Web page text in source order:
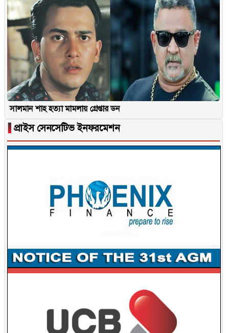
সালমান শাহ হত্যা মামলায় গ্রেপ্তার ডন
▐ প্রাইস সেনসেটিভ ইনফরমেশন